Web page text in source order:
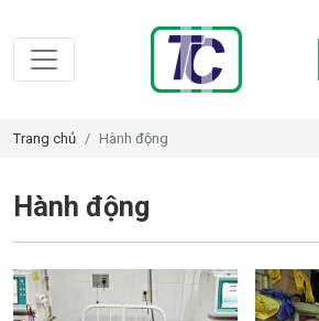
Trang chủ Hành động
Hành động